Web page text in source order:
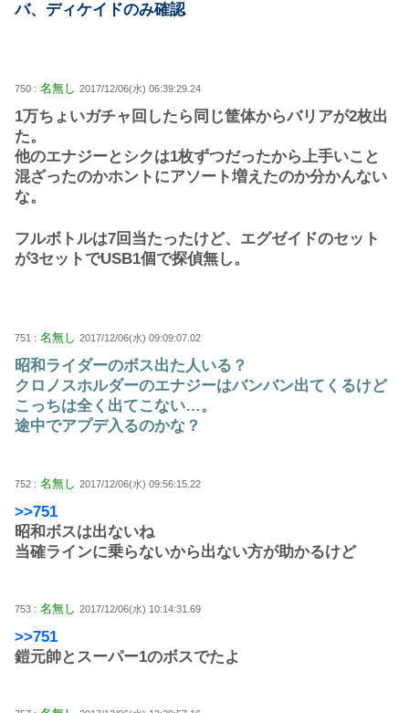
バ、ディケイドのみ確認
750 : 名無し 2017/12/06(水) 06:39:29.24
1万ちょいガチャ回したら同じ筐体からバリアが2枚出
た。
他のエナジーとシクは1枚ずつだったから上手いこと
混ざったのかホントにアソート増えたのか分かんない
な。
フルボトルは7回当たったけど、エグゼイドのセット
が3セットでUSB1個で探偵無し。
751 : 名無し 2017/12/06(水) 09:09:07.02
昭和ライダーのボス出た人いる？
クロノスホルダーのエナジーはバンバン出てくるけど
こっちは全く出てこない…。
途中でアプデ入るのかな？
752 : 名無し 2017/12/06(水) 09:56:15.22
>>751
昭和ボスは出ないね
当確ラインに乗らないから出ない方が助かるけど
753 : 名無し 2017/12/06(水) 10:14:31.69
>>751
鎧元帥とスーパー1のボスでたよ